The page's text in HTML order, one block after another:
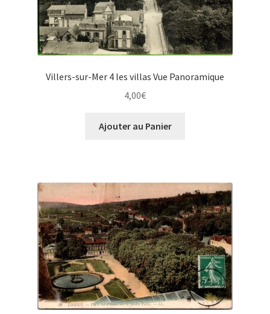
Villers-sur-Mer 4 les villas Vue Panoramique
4,00€
Ajouter au Panier